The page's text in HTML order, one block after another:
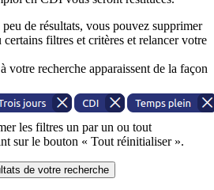
de résultats, vous pouvez supprimer
certains filtres et critères et relancer votre
votre recherche apparaissent de la façon
les filtres un par un ou tout
sur le bouton « Tout réinitialiser ».
de votre recherche